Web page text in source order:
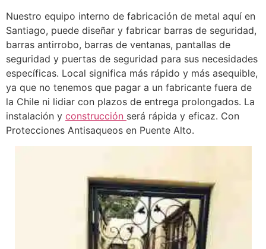
Nuestro equipo interno de fabricación de metal aquí en
Santiago, puede diseñar y fabricar barras de seguridad,
barras antirrobo, barras de ventanas, pantallas de
seguridad y puertas de seguridad para sus necesidades
específicas. Local significa más rápido y más asequible,
ya que no tenemos que pagar a un fabricante fuera de
la Chile ni lidiar con plazos de entrega prolongados. La
instalación y construcción será rápida y eficaz. Con
Protecciones Antisaqueos en Puente Alto.